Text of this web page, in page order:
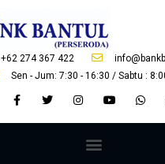
+62 274 367 422
Sen - Jum: 7:30 - 16:30 / Sabtu :